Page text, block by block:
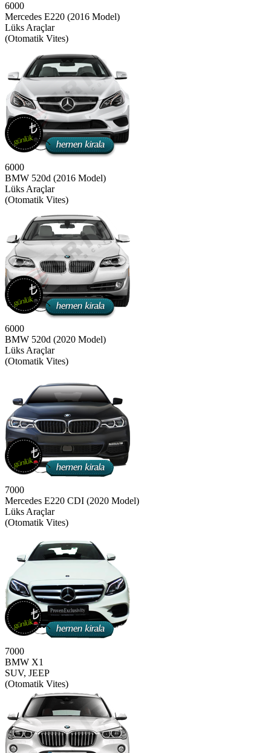
6000
Mercedes E220 (2016 Model)
Lüks Araçlar
(Otomatik Vites)
6000
BMW 520d (2016 Model)
Lüks Araçlar
(Otomatik Vites)
6000
BMW 520d (2020 Model)
Lüks Araçlar
(Otomatik Vites)
7000
Mercedes E220 CDI (2020 Model)
Lüks Araçlar
(Otomatik Vites)
7000
BMW X1
SUV, JEEP
(Otomatik Vites)